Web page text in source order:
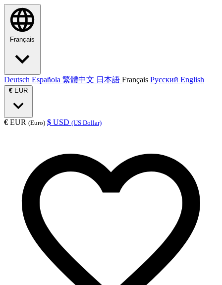
Français
Deutsch Española 繁體中文 日本語 Français Русский English
€ EUR
€ EUR (Euro) $ USD (US Dollar)